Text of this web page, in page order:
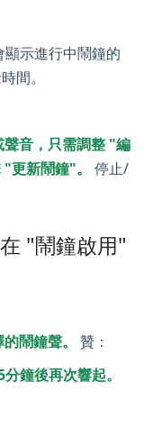
顯示進行中鬧鐘的
間。
音，只需調整 "編
更新鬧鐘"。
停止/
"鬧鐘啟用"
鬧鐘聲。
贊：
鐘後再次響起。